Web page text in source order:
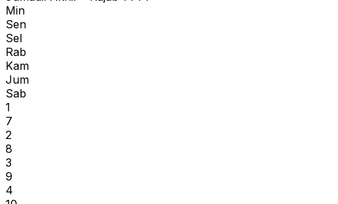
Min
Sen
Sel
Rab
Kam
Jum
Sab
1
7
2
8
3
9
4